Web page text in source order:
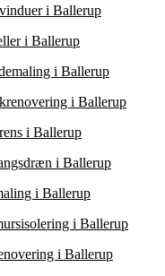
i Ballerup
i Ballerup
i Ballerup
i Ballerup
i Ballerup
i Ballerup
i Ballerup
i Ballerup
i Ballerup